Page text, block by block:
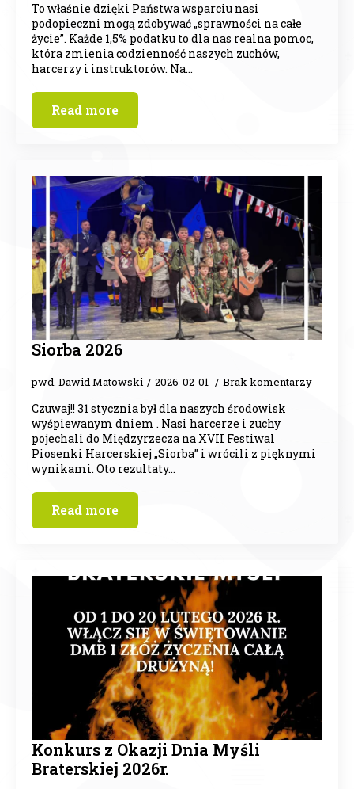
To właśnie dzięki Państwa wsparciu nasi
podopieczni mogą zdobywać „sprawności na całe
życie”. Każde 1,5% podatku to dla nas realna pomoc,
która zmienia codzienność naszych zuchów,
harcerzy i instruktorów. Na…
Read more
Siorba 2026
pwd. Dawid Matowski 2026-02-01 Brak komentarzy
Czuwaj!! 31 stycznia był dla naszych środowisk
wyśpiewanym dniem . Nasi harcerze i zuchy
pojechali do Międzyrzecza na XVII Festiwal
Piosenki Harcerskiej „Siorba” i wrócili z pięknymi
wynikami. Oto rezultaty…
Read more
Konkurs z Okazji Dnia Myśli
Braterskiej 2026r.